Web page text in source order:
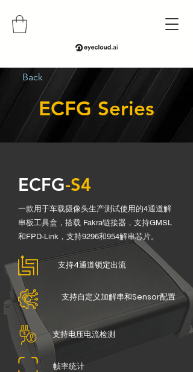
Back
ECFG Series
ECFG-S4
一款用于车载摄像头生产测试使用的4通道解
串板工具盒，搭载 Fakra链接器，支持GMSL
和FPD-Link，支持9296和954解串芯片。
支持4通道锁定出流
支持自定义加解串和Sensor配置
支持电压电流检测
帧率统计